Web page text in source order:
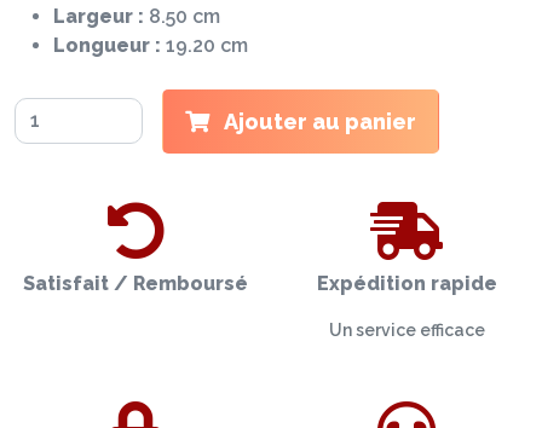
Largeur : 8.50 cm
Longueur : 19.20 cm
Ajouter au panier
Satisfait / Remboursé Expédition rapide
Un service efficace